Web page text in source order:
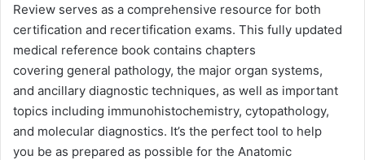
Review serves as a comprehensive resource for both
certification and recertification exams. This fully updated
medical reference book contains chapters
covering general pathology, the major organ systems,
and ancillary diagnostic techniques, as well as important
topics including immunohistochemistry, cytopathology,
and molecular diagnostics. It’s the perfect tool to help
you be as prepared as possible for the Anatomic